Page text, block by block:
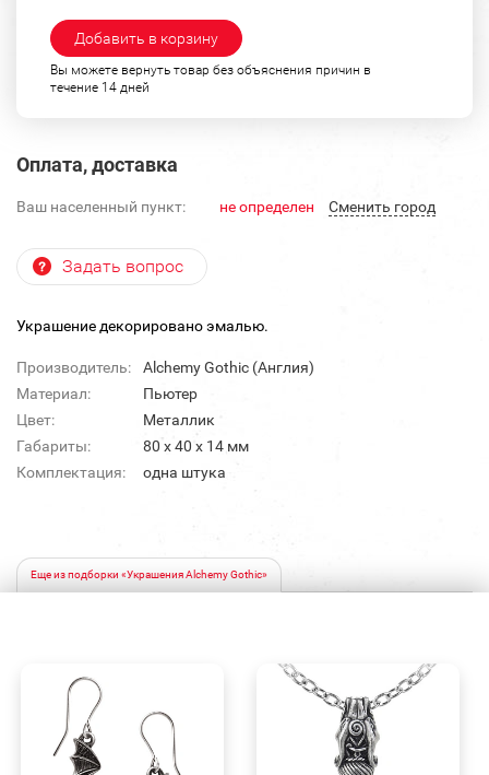
Добавить в корзину
Вы можете вернуть товар без объяснения причин в
течение 14 дней
Оплата, доставка
Ваш населенный пункт: не определен Cменить город
Задать вопрос
Украшение декорировано эмалью.
Производитель:
Alchemy Gothic (Англия)
Материал:
Пьютер
Цвет:
Металлик
Габариты:
80 х 40 х 14 мм
Комплектация:
одна штука
Еще из подборки «Украшения Alchemy Gothic»